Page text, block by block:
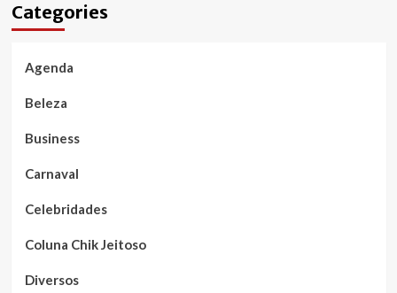
Categories
Agenda
Beleza
Business
Carnaval
Celebridades
Coluna Chik Jeitoso
Diversos